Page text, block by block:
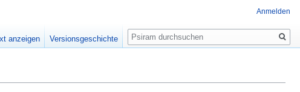
Anmelden
anzeigen Versionsgeschichte
Suche